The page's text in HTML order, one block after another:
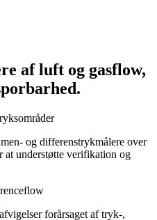
af luft og gasflow,
og differenstrykmålere over
at understøtte verifikation og
forårsaget af tryk-,